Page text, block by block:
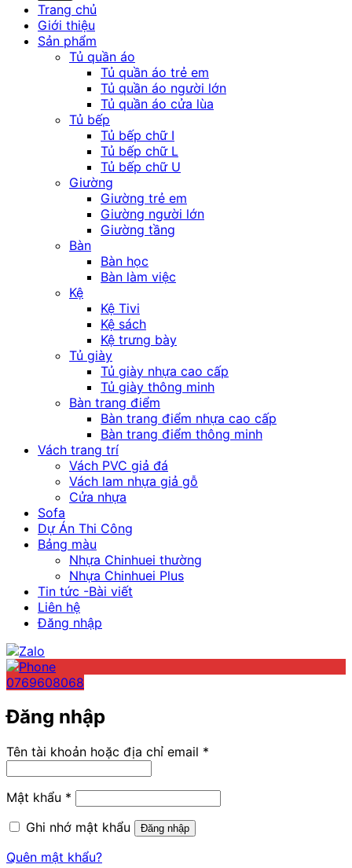
Trang chủ
Giới thiệu
Sản phẩm
Tủ quần áo
Tủ quần áo trẻ em
Tủ quần áo người lớn
Tủ quần áo cửa lùa
Tủ bếp
Tủ bếp chữ I
Tủ bếp chữ L
Tủ bếp chữ U
Giường
Giường trẻ em
Giường người lớn
Giường tầng
Bàn
Bàn học
Bàn làm việc
Kệ
Kệ Tivi
Kệ sách
Kệ trưng bày
Tủ giày
Tủ giày nhựa cao cấp
Tủ giày thông minh
Bàn trang điểm
Bàn trang điểm nhựa cao cấp
Bàn trang điểm thông minh
Vách trang trí
Vách PVC giả đá
Vách lam nhựa giả gỗ
Cửa nhựa
Sofa
Dự Án Thi Công
Bảng màu
Nhựa Chinhuei thường
Nhựa Chinhuei Plus
Tin tức -Bài viết
Liên hệ
Đăng nhập
0769608068
Đăng nhập
Tên tài khoản hoặc địa chỉ email *
Mật khẩu *
Ghi nhớ mật khẩu
Đăng nhập
Quên mật khẩu?